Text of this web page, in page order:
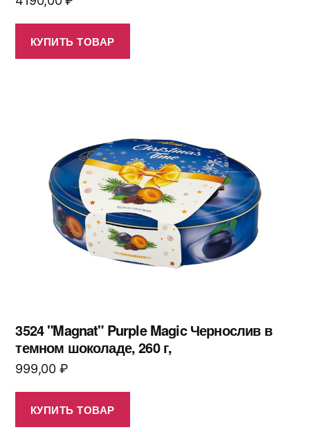
КУПИТЬ ТОВАР
3524 "Magnat" Purple Magic Чернослив в
темном шоколаде, 260 г,
999,00 ₽
КУПИТЬ ТОВАР